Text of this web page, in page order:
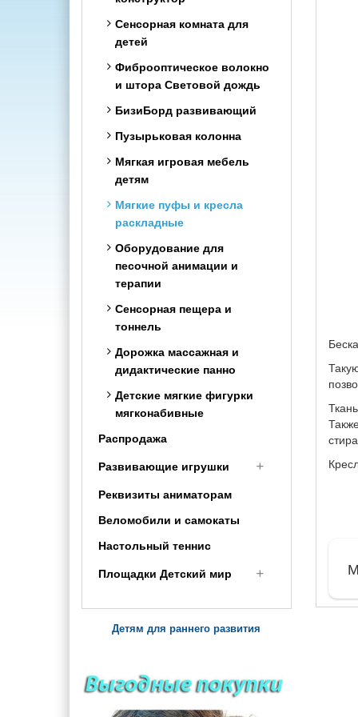
Мебель трансформер для
маленькой детской
комнаты
Мебель для девочки
Стол парта Mealux
Стул кресло растишка
Детские стульчики
Столики детские
Мебель в детскую комнату
Мебель для детского
садика
Матрасы
Игровая бескаркасная
кровать
Мольберт детский
Боксерские груши
Настольный футбол и
хоккей
Скалодромы детские
Сенсорная комната для
детей
Фиброоптическое волокно
и штора Световой дождь
БизиБорд развивающий
Пузырьковая колонна
Мягкая игровая мебель
детям
Мягкие пуфы и кресла
раскладные
Оборудование для
песочной анимации и
терапии
Сенсорная пещера и
тоннель
Дорожка массажная и
дидактические панно
Детские мягкие фигурки
мягконабивные
Распродажа
Развивающие игрушки
Развивающие игровые
Реквизиты аниматорам
Веломобили и самокаты
Настольный теннис
Площадки Детский мир
Карусели детские на
Детские Игровые площадки
во двор
Качели Балансир для детей
Детям для раннего развития